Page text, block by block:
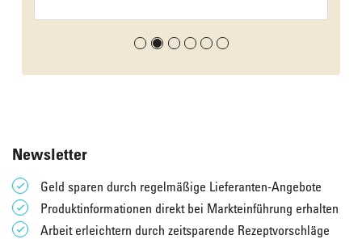
Newsletter
Geld sparen durch regelmäßige Lieferanten-Angebote
Produktinformationen direkt bei Markteinführung erhalten
Arbeit erleichtern durch zeitsparende Rezeptvorschläge